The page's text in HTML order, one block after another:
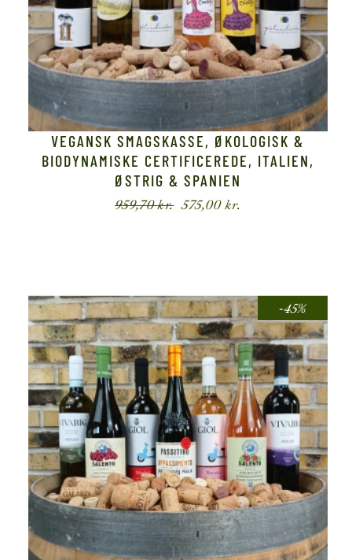
VEGANSK SMAGSKASSE, ØKOLOGISK &
BIODYNAMISKE CERTIFICEREDE, ITALIEN,
ØSTRIG & SPANIEN
959,70kr. 575,00kr.
-45%